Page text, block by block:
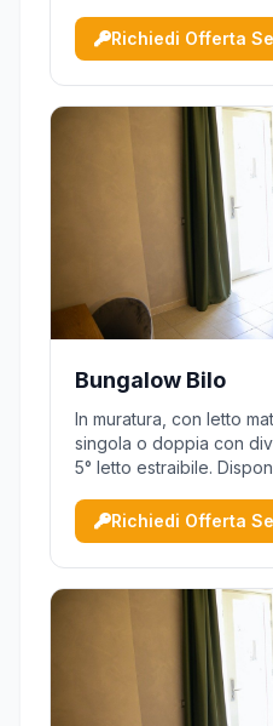
Richiedi Offerta
Bungalow Bilo
In muratura, con letto
singola o doppia con
5° letto estraibile.
Richiedi Offerta